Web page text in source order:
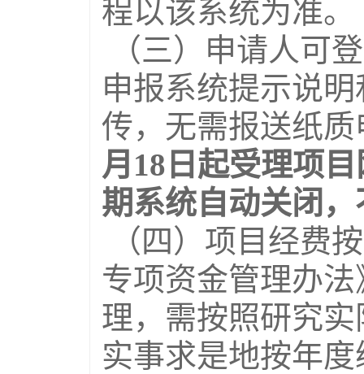
程以该系统为准。
（三）申请人可
申报系统提示说
传，无需报送纸
月 18 日起受理项
期系统自动关闭
（四）项目经费
专项资金管理办
理，需按照研究
实事求是地按年